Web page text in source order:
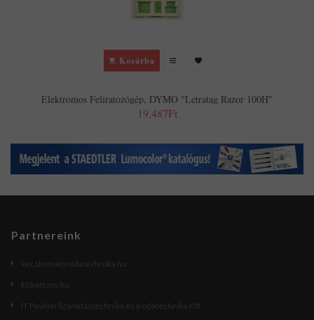
Kosárba
Elektromos Feliratozógép, DYMO "Letratag Razor 100H"
19,487Ft
Partnereink
kecskemetirodatechnika.hu
Etikettem.hu
IT Pavilon Számítástechnika és Irodatechnika Kft.